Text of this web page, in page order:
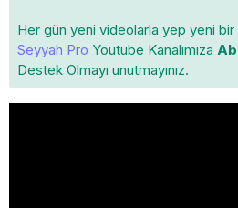
Her gün yeni videolarla yep yeni bir
Seyyah Pro Youtube Kanalımıza
Destek Olmayı unutmayınız.